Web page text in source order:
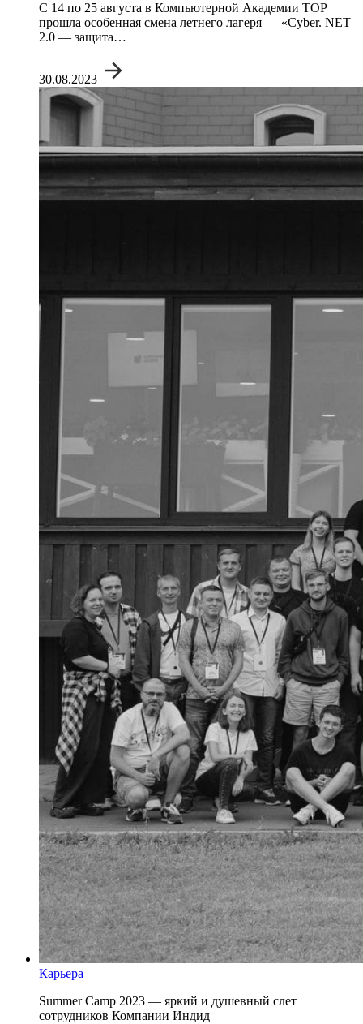
С 14 по 25 августа в Компьютерной Академии TOP
прошла особенная смена летнего лагеря — «Cyber. NET
2.0 — защита…
30.08.2023
Карьера
Summer Camp 2023 — яркий и душевный слет
сотрудников Компании Индид